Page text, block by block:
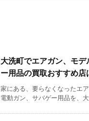
大洗町でエアガン、モ
ー用品の買取おすすめ店
家にある、要らなくなったエ
電動ガン、サバゲー用品を、